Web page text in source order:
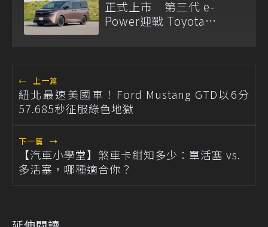
正式上市 第三代 e-
Power迎戰 Toyota
← 上一篇
紐北最速美國車！Ford Mustang GTD以6分
57.685秒征服綠色地獄
下一篇 →
【汽車小學堂】煞車卡鉗知多少：單活塞 vs.
多活塞，哪種適合你？